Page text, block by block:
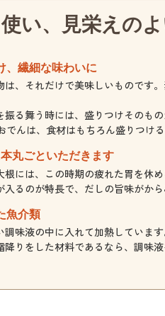
い、見栄えの
、繊細な味わいに
、それだけで美味しいものです
る舞う時には、盛りつけそのも
んは、食材はもちろん盛りつけ
丸ごといただきます
には、この時期の疲れた胃を休
るのが特長で、だしの旨味がから
魚介類
味液の中に入れて加熱していま
りをした材料であるなら、調味